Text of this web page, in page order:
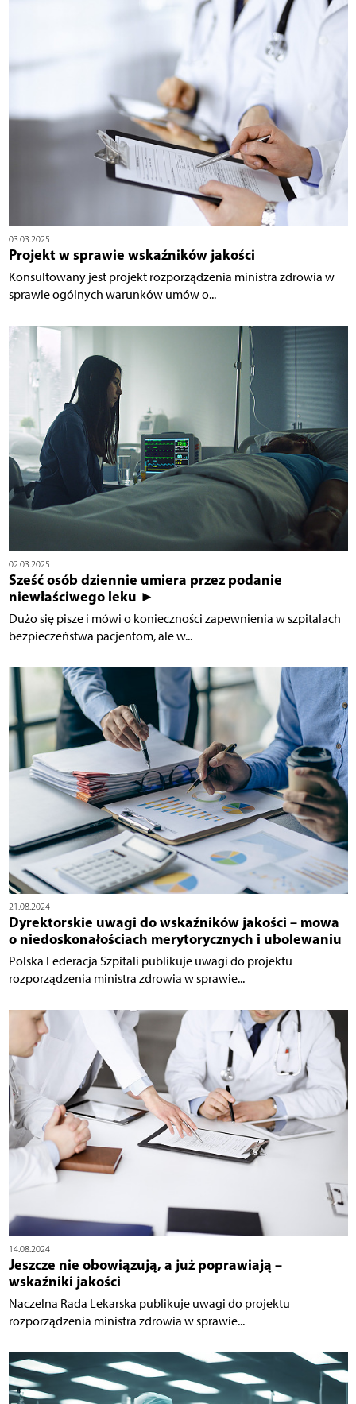
03.03.2025
Projekt w sprawie wskaźników jakości
Konsultowany jest projekt rozporządzenia ministra zdrowia w
sprawie ogólnych warunków umów o...
02.03.2025
Sześć osób dziennie umiera przez podanie
niewłaściwego leku ►
Dużo się pisze i mówi o konieczności zapewnienia w szpitalach
bezpieczeństwa pacjentom, ale w...
21.08.2024
Dyrektorskie uwagi do wskaźników jakości – mowa
o niedoskonałościach merytorycznych i ubolewaniu
Polska Federacja Szpitali publikuje uwagi do projektu
rozporządzenia ministra zdrowia w sprawie...
14.08.2024
Jeszcze nie obowiązują, a już poprawiają –
wskaźniki jakości
Naczelna Rada Lekarska publikuje uwagi do projektu
rozporządzenia ministra zdrowia w sprawie...